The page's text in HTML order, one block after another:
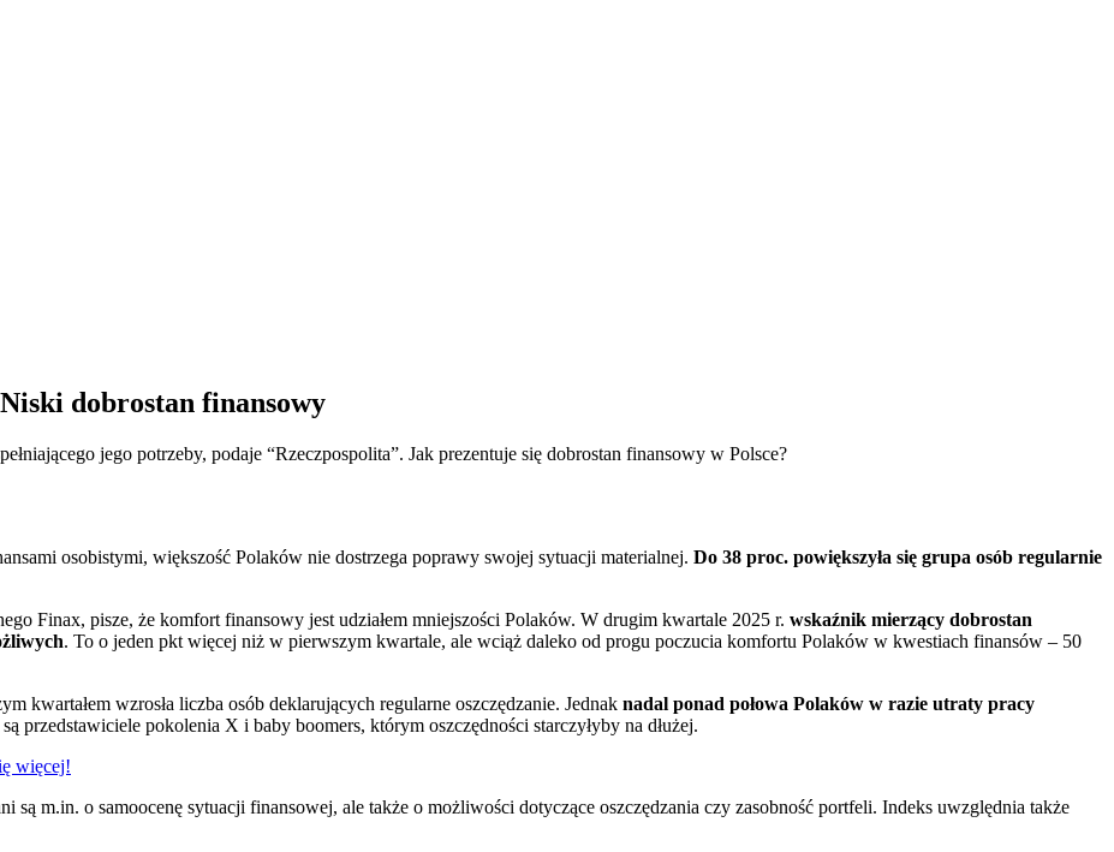
dobrostan finansowy
jego potrzeby, podaje “Rzeczpospolita”. Jak prezentuje się dobrostan finansowy w Polsce?
osobistymi, większość Polaków nie dostrzega poprawy swojej sytuacji materialnej. Do 38 proc. powiększyła się grupa osób regularnie
Finax, pisze, że komfort finansowy jest udziałem mniejszości Polaków. W drugim kwartale 2025 r. wskaźnik mierzący dobrostan
. To o jeden pkt więcej niż w pierwszym kwartale, ale wciąż daleko od progu poczucia komfortu Polaków w kwestiach finansów – 50
kwartałem wzrosła liczba osób deklarujących regularne oszczędzanie. Jednak nadal ponad połowa Polaków w razie utraty pracy
przedstawiciele pokolenia X i baby boomers, którym oszczędności starczyłyby na dłużej.
więcej!
są m.in. o samoocenę sytuacji finansowej, ale także o możliwości dotyczące oszczędzania czy zasobność portfeli. Indeks uwzględnia także